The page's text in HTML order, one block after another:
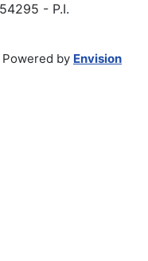
- P.I.
by Envision